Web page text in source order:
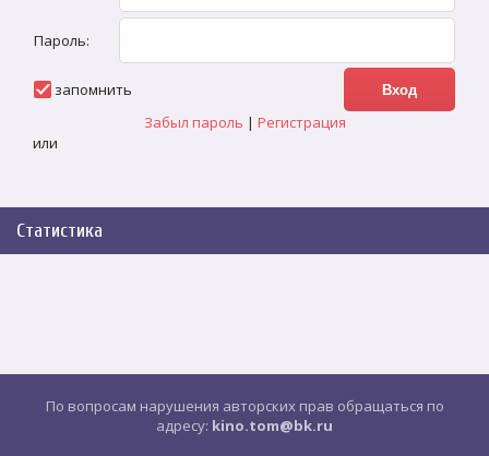
Пароль:
запомнить
Забыл пароль | Регистрация
или
Статистика
По вопросам нарушения авторских прав обращаться по
адресу: kino.tom@bk.ru